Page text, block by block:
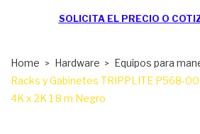
SOLICITA EL PRECIO O
Home Hardware
Equipos para
Racks y Gabinetes TRIPPLITE P568-
4K x 2K 1 8 m Negro